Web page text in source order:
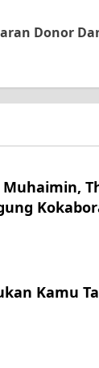
Donor
Kamu